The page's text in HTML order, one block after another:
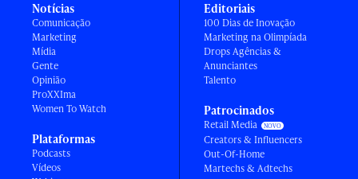
Notícias
Comunicação
Marketing
Mídia
Gente
Opinião
ProXXIma
Women To Watch
Plataformas
Podcasts
Vídeos
Editoriais
100 Dias de Inovação
Marketing na Olimpíada
Drops Agências &
Anunciantes
Talento
Patrocinados
Retail Media
Creators & Influencers
Out-Of-Home
Martechs & Adtechs